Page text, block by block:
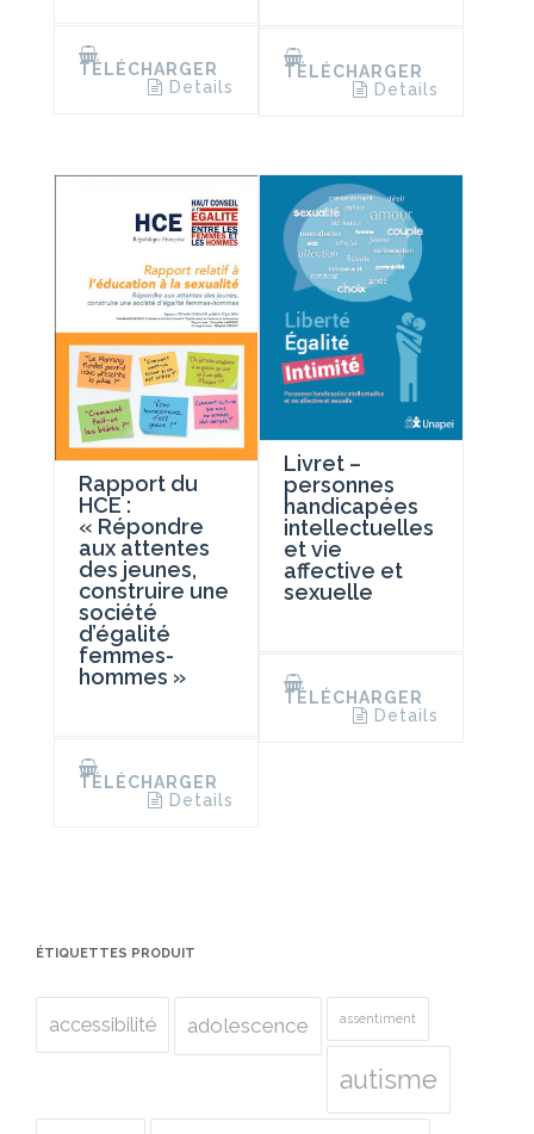
TÉLÉCHARGER
Details
TÉLÉCHARGER
Details
Rapport du
HCE :
« Répondre
aux attentes
des jeunes,
construire une
société
d’égalité
femmes-
hommes »
TÉLÉCHARGER
Details
Livret –
personnes
handicapées
intellectuelles
et vie
affective et
sexuelle
TÉLÉCHARGER
Details
ÉTIQUETTES PRODUIT
accessibilité adolescence assentiment
autisme